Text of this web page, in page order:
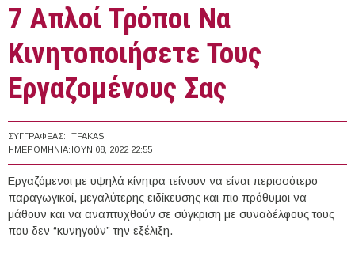
7 Απλοί Τρόποι Να
Κινητοποιήσετε Τους
Εργαζομένους Σας
ΣΥΓΓΡΑΦΈΑΣ:
TFAKAS
ΗΜΕΡΟΜΗΝΊΑ: ΙΟΥΝ 08, 2022 22:55
Εργαζόμενοι με υψηλά κίνητρα τείνουν να είναι περισσότερο
παραγωγικοί, μεγαλύτερης ειδίκευσης και πιο πρόθυμοι να
μάθουν και να αναπτυχθούν σε σύγκριση με συναδέλφους τους
που δεν “κυνηγούν” την εξέλιξη.